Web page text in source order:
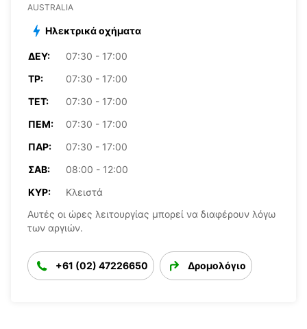
AUSTRALIA
Ηλεκτρικά οχήματα
ΔΕΥ:
07:30 - 17:00
ΤΡ:
07:30 - 17:00
ΤΕΤ:
07:30 - 17:00
ΠΈΜ:
07:30 - 17:00
ΠΑΡ:
07:30 - 17:00
ΣΆΒ:
08:00 - 12:00
ΚΥΡ:
Κλειστά
Αυτές οι ώρες λειτουργίας μπορεί να διαφέρουν λόγω
των αργιών.
+61 (02) 47226650 Δρομολόγιο